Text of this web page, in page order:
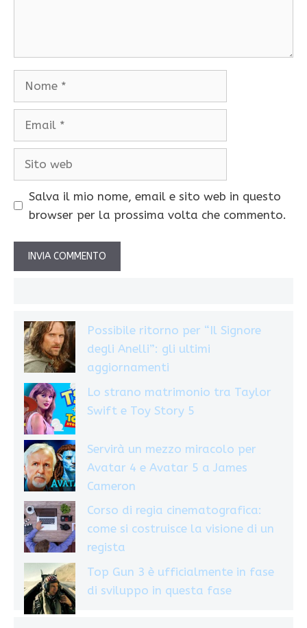
Salva il mio nome, email e sito web in questo
browser per la prossima volta che commento.
Possibile ritorno per “Il Signore
degli Anelli”: gli ultimi
aggiornamenti
Lo strano matrimonio tra Taylor
Swift e Toy Story 5
Servirà un mezzo miracolo per
Avatar 4 e Avatar 5 a James
Cameron
Corso di regia cinematografica:
come si costruisce la visione di un
regista
Top Gun 3 è ufficialmente in fase
di sviluppo in questa fase